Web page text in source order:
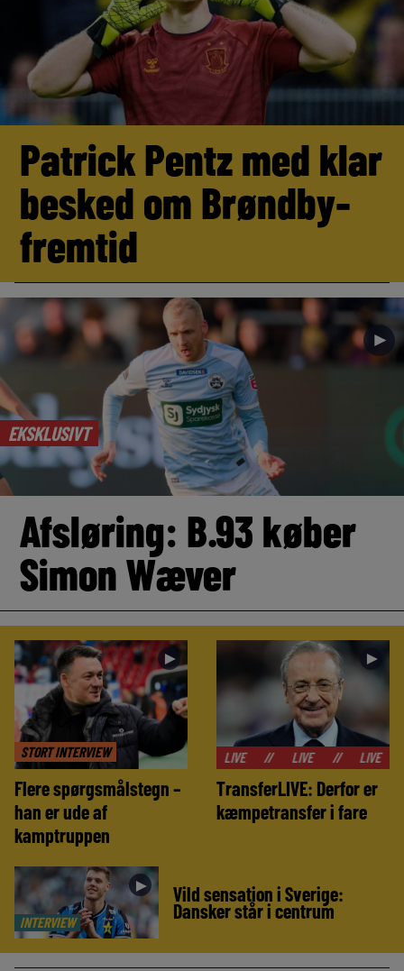
Patrick Pentz med klar
besked om Brøndby-
fremtid
EKSKLUSIVT
►
Afsløring: B.93 køber
Simon Wæver
STORT INTERVIEW
►
Flere spørgsmålstegn –
han er ude af
kamptruppen
►
// LIVE LIVE // LIVE // LIVE
TransferLIVE: Derfor er
kæmpetransfer i fare
INTERVIEW
► Vild sensation i Sverige:
Dansker står i centrum